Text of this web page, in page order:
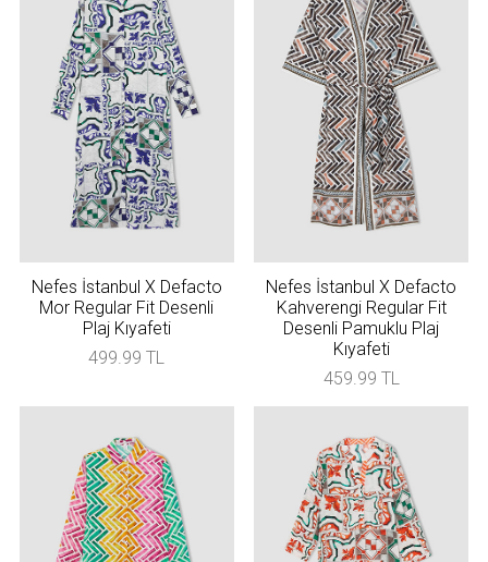
Nefes İstanbul X Defacto
Mor Regular Fit Desenli
Plaj Kıyafeti
499.99 TL
Nefes İstanbul X Defacto
Kahverengi Regular Fit
Desenli Pamuklu Plaj
Kıyafeti
459.99 TL